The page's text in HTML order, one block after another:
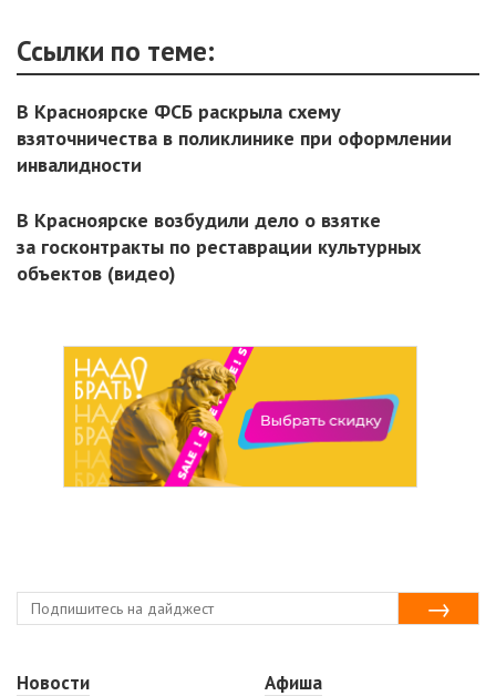
Ссылки по теме:
В Красноярске ФСБ раскрыла схему
взяточничества в поликлинике при оформлении
инвалидности
В Красноярске возбудили дело о взятке
за госконтракты по реставрации культурных
объектов (видео)
Новости
Афиша